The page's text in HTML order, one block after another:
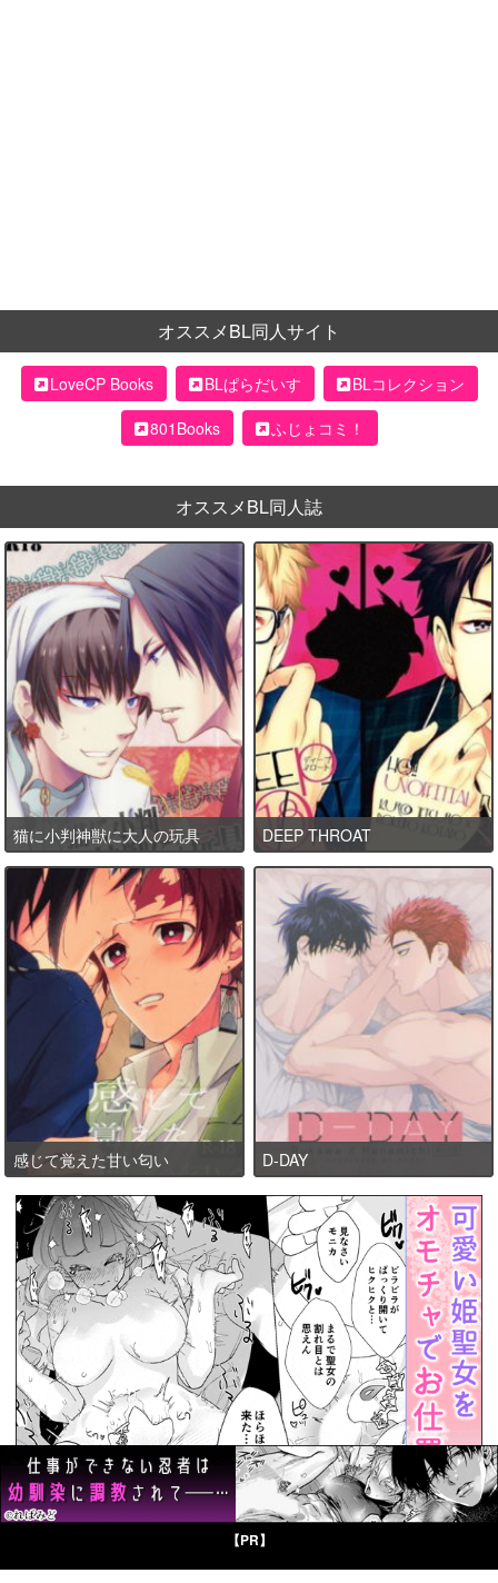
【PR】
オススメBL同人サイト
LoveCP Books BLぱらだいす
BLコレクション
801Books
ふじょコミ！
オススメBL同人誌
猫に小判神獣に大人の玩具 DEEP THROAT
感じて覚えた甘い匂い D-DAY